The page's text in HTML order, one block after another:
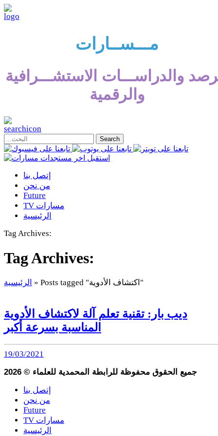
مـــســارات
والدراســـات الاستشـــرافية
والرقمية
إتصل بنا
من نحن
Future
TV مسارات
الرئيسية
Tag Archives:
Tag Archives:
الرئيسية » Posts tagged "اكتشاف الأدوية"
ديب بار: تقنية تعلم آلة لاكتشاف الأدوية
المناسبة بسرعة أكبر
19/03/2021
2026 © جميع الحقوق محفوظة للرابطة المحمدية للعلماء
إتصل بنا
من نحن
Future
TV مسارات
الرئيسية